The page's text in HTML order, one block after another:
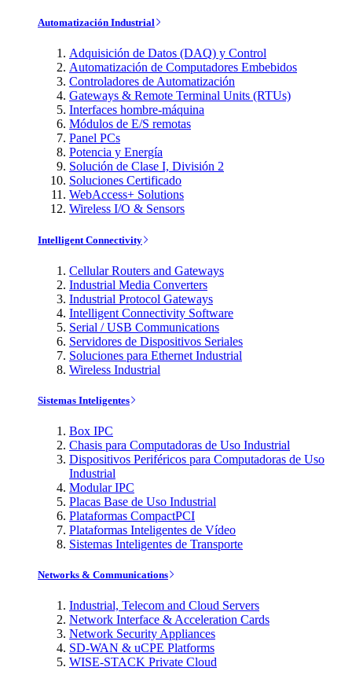
Automatización Industrial
Adquisición de Datos (DAQ) y Control
Automatización de Computadores Embebidos
Controladores de Automatización
Gateways & Remote Terminal Units (RTUs)
Interfaces hombre-máquina
Módulos de E/S remotas
Panel PCs
Potencia y Energía
Solución de Clase I, División 2
Soluciones Certificado
WebAccess+ Solutions
Wireless I/O & Sensors
Intelligent Connectivity
Cellular Routers and Gateways
Industrial Media Converters
Industrial Protocol Gateways
Intelligent Connectivity Software
Serial / USB Communications
Servidores de Dispositivos Seriales
Soluciones para Ethernet Industrial
Wireless Industrial
Sistemas Inteligentes
Box IPC
Chasis para Computadoras de Uso Industrial
Dispositivos Periféricos para Computadoras de Uso
Industrial
Modular IPC
Placas Base de Uso Industrial
Plataformas CompactPCI
Plataformas Inteligentes de Vídeo
Sistemas Inteligentes de Transporte
Networks & Communications
Industrial, Telecom and Cloud Servers
Network Interface & Acceleration Cards
Network Security Appliances
SD-WAN & uCPE Platforms
WISE-STACK Private Cloud